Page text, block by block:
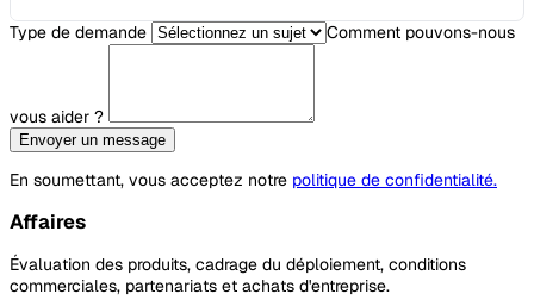
Type de demande Comment pouvons-nous
vous aider ?
Envoyer un message
En soumettant, vous acceptez notre politique de confidentialité.
Affaires
Évaluation des produits, cadrage du déploiement, conditions
commerciales, partenariats et achats d'entreprise.